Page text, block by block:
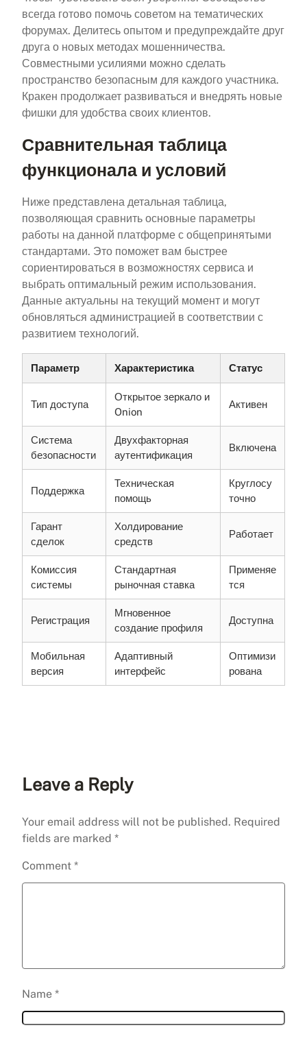
всегда готово помочь советом на тематических
форумах. Делитесь опытом и предупреждайте друг
друга о новых методах мошенничества.
Совместными усилиями можно сделать
пространство безопасным для каждого участника.
Кракен продолжает развиваться и внедрять новые
фишки для удобства своих клиентов.
Сравнительная таблица
функционала и условий
Ниже представлена детальная таблица,
позволяющая сравнить основные параметры
работы на данной платформе с общепринятыми
стандартами. Это поможет вам быстрее
сориентироваться в возможностях сервиса и
выбрать оптимальный режим использования.
Данные актуальны на текущий момент и могут
обновляться администрацией в соответствии с
развитием технологий.
Параметр Характеристика Статус
Тип доступа
Открытое зеркало и
Onion
Активен
Система
безопасности
Двухфакторная
аутентификация
Включена
Поддержка
Техническая
помощь
Круглосу
точно
Гарант
сделок
Холдирование
средств
Работает
Комиссия
системы
Стандартная
рыночная ставка
Применяе
тся
Регистрация
Мгновенное
создание профиля
Доступна
Мобильная
версия
Адаптивный
интерфейс
Оптимизи
рована
Leave a Reply
Your email address will not be published. Required
fields are marked *
Comment *
Name *